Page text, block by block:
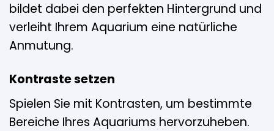
bildet dabei den perfekten Hintergrund und
verleiht Ihrem Aquarium eine natürliche
Anmutung.
Kontraste setzen
Spielen Sie mit Kontrasten, um bestimmte
Bereiche Ihres Aquariums hervorzuheben.